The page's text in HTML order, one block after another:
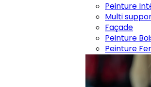
Peinture
Multi
Façade
Peinture
Peinture Fer